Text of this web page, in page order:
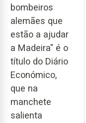
bombeiros
alemães que
estão a ajudar
a Madeira" é o
título do Diário
Económico,
que na
manchete
salienta